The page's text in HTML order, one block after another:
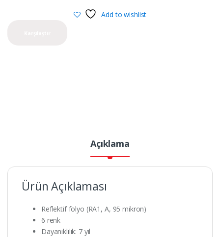
Add to wishlist
Açıklama
Ürün Açıklaması
Reflektif folyo (RA1, A, 95 mikron)
6 renk
Dayanıklılık: 7 yıl